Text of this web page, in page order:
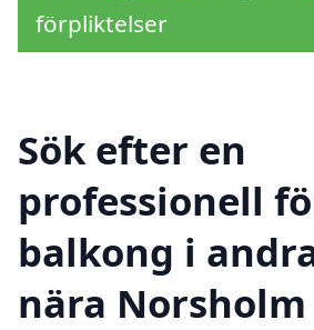
förpliktelser
Sök efter en
professionell
balkong i
nära Norsholm